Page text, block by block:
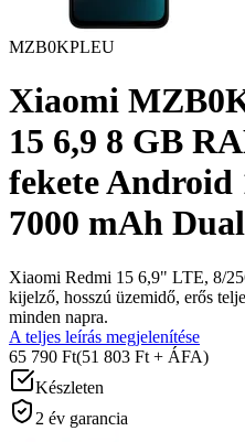
MZB0KPLEU
Xiaomi
15 6,9 8 GB
fekete Android
7000 mAh
Xiaomi Redmi 15 6,9" LTE, 8/
kijelző, hosszú üzemidő, erős
minden napra.
A teljes leírás megjelenítése
65 790 Ft(51 803 Ft + ÁFA)
Készleten
2 év garancia